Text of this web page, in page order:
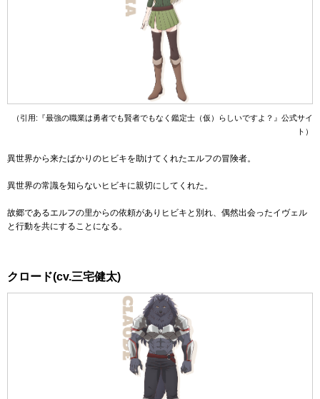
（引用:『最強の職業は勇者でも賢者でもなく鑑定士（仮）らしいですよ？』公式サイ
ト）
異世界から来たばかりのヒビキを助けてくれたエルフの冒険者。
異世界の常識を知らないヒビキに親切にしてくれた。
故郷であるエルフの里からの依頼がありヒビキと別れ、偶然出会ったイヴェル
と行動を共にすることになる。
クロード(cv.三宅健太)